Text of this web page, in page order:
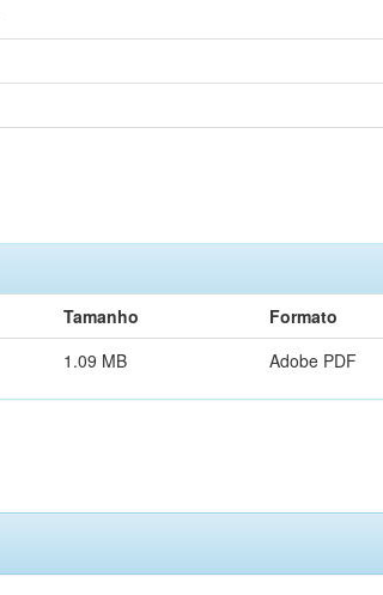
Tamanho
Formato
1.09 MB Adobe PDF